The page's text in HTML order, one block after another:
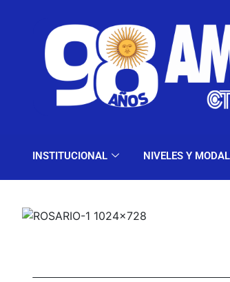
INSTITUCIONAL NIVELES Y